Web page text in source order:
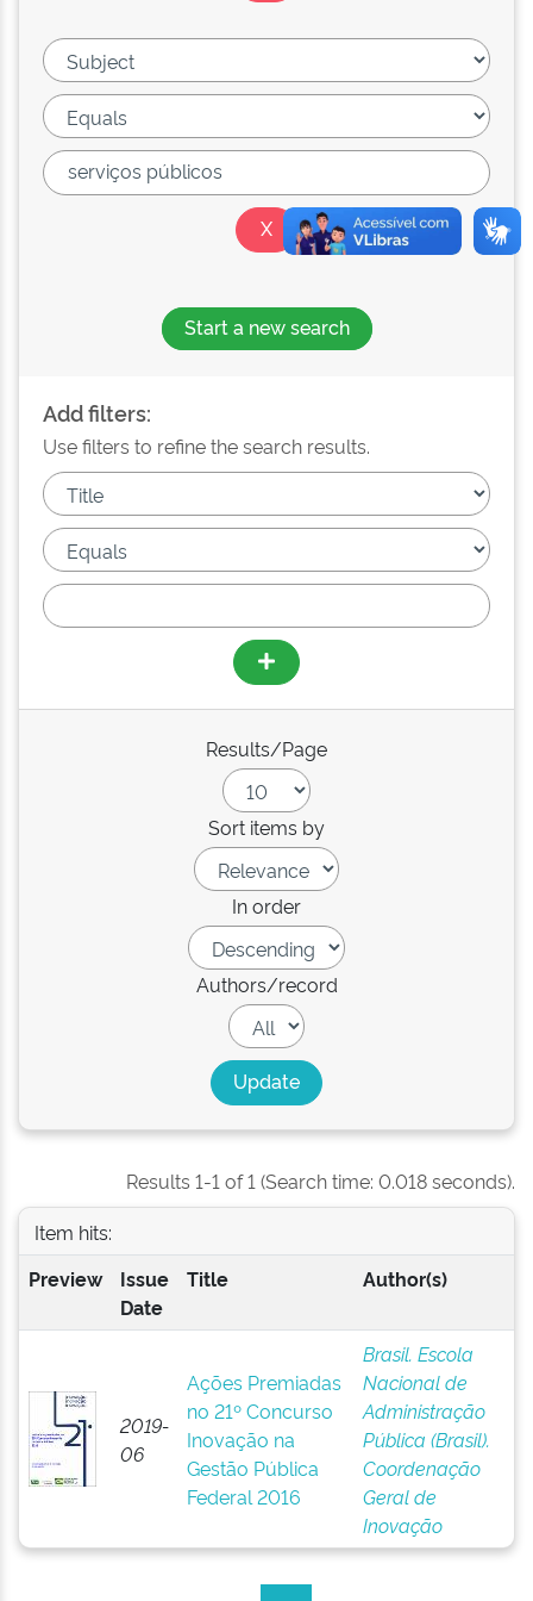
Start a new search
Add filters:
Use filters to refine the search results.
Results/Page
Sort items by
In order
Authors/record
Results 1-1 of 1 (Search time: 0.018 seconds).
Item hits:
Preview
Issue
Date
Title Author(s)
2019-
06
Ações Premiadas
no 21º Concurso
Inovação na
Gestão Pública
Federal 2016
Brasil. Escola
Nacional de
Administração
Pública (Brasil).
Coordenação
Geral de
Inovação